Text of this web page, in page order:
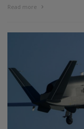
Read more